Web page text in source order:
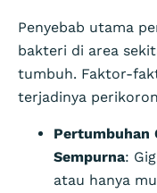
Penyebab utama
bakteri di area
tumbuh. Faktor-
terjadinya
Pertumbuhan
Sempurna:
atau hanya